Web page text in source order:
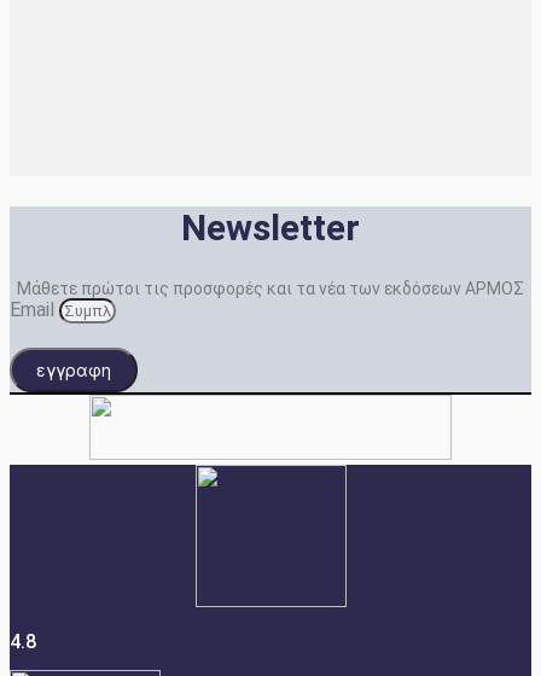
Newsletter
Μάθετε πρώτοι τις προσφορές και τα νέα των εκδόσεων ΑΡΜΟΣ
Email
εγγραφη
4.8